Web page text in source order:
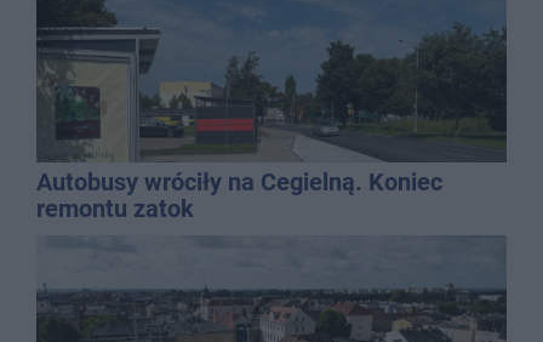
Autobusy wróciły na Cegielną. Koniec
remontu zatok